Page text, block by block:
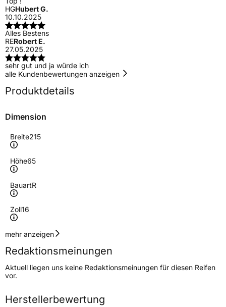
HGHubert G.
10.10.2025
Alles Bestens
RERobert E.
27.05.2025
sehr gut und ja würde ich
alle Kundenbewertungen anzeigen
Produktdetails
Dimension
Breite215
Höhe65
BauartR
Zoll16
Geschwindigkeitsindex
Höchstgeschwindigkeit
190 km/h
Lastindex106
Höchstlast950 kg
mehr anzeigen
Redaktionsmeinungen
Aktuell liegen uns keine Redaktionsmeinungen für diesen Reifen
vor.
Herstellerbewertung